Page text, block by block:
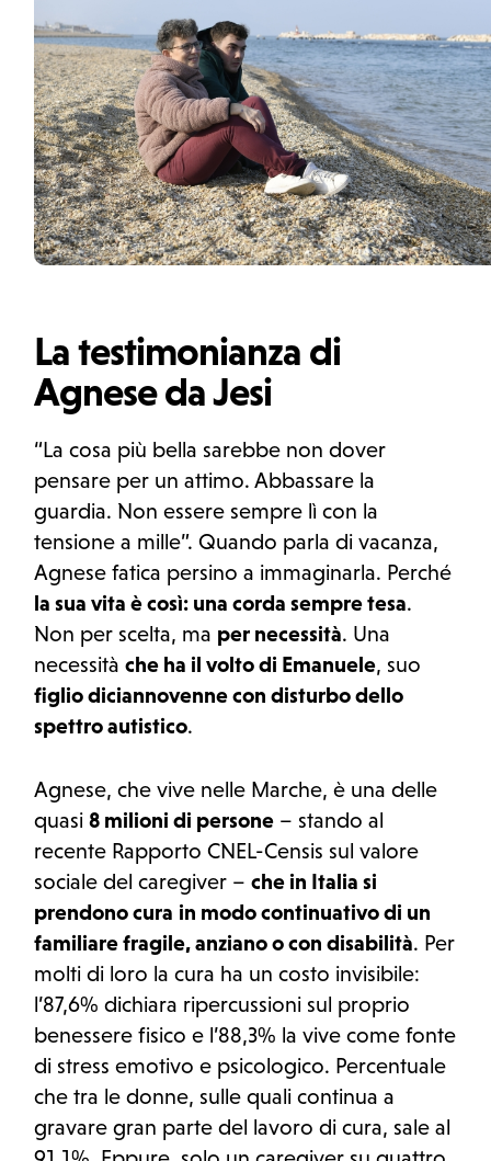
La testimonianza di
Agnese da Jesi
“La cosa più bella sarebbe non dover
pensare per un attimo. Abbassare la
guardia. Non essere sempre lì con la
tensione a mille”. Quando parla di vacanza,
Agnese fatica persino a immaginarla. Perché
la sua vita è così: una corda sempre tesa.
Non per scelta, ma per necessità. Una
necessitàche ha il volto di Emanuele, suo
figlio diciannovenne con disturbo dello
spettro autistico.
Agnese, che vive nelle Marche, è una delle
quasi8 milioni di persone – stando al
recente Rapporto CNEL-Censis sul valore
sociale del caregiver –che in Italia si
prendono cura in modo continuativo di un
familiare fragile, anziano o con disabilità. Per
molti di loro la cura ha un costo invisibile:
l’87,6% dichiara ripercussioni sul proprio
benessere fisico e l’88,3% la vive come fonte
di stress emotivo e psicologico. Percentuale
che tra le donne, sulle quali continua a
gravare gran parte del lavoro di cura, sale al